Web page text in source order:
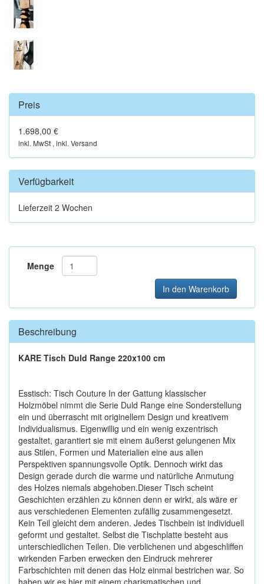
Preis
1.698,00 €
inkl. MwSt , inkl. Versand
Verfügbarkeit
Lieferzeit 2 Wochen
Menge
In den Warenkorb
Beschreibung
KARE Tisch Duld Range 220x100 cm
Esstisch: Tisch Couture In der Gattung klassischer
Holzmöbel nimmt die Serie Duld Range eine Sonderstellung
ein und überrascht mit originellem Design und kreativem
Individualismus. Eigenwillig und ein wenig exzentrisch
gestaltet, garantiert sie mit einem äußerst gelungenen Mix
aus Stilen, Formen und Materialien eine aus allen
Perspektiven spannungsvolle Optik. Dennoch wirkt das
Design gerade durch die warme und natürliche Anmutung
des Holzes niemals abgehoben.Dieser Tisch scheint
Geschichten erzählen zu können denn er wirkt, als wäre er
aus verschiedenen Elementen zufällig zusammengesetzt.
Kein Teil gleicht dem anderen. Jedes Tischbein ist individuell
geformt und gestaltet. Selbst die Tischplatte besteht aus
unterschiedlichen Teilen. Die verblichenen und abgeschliffen
wirkenden Farben erwecken den Eindruck mehrerer
Farbschichten mit denen das Holz einmal bestrichen war. So
haben wir es hier mit einem charismatischen und